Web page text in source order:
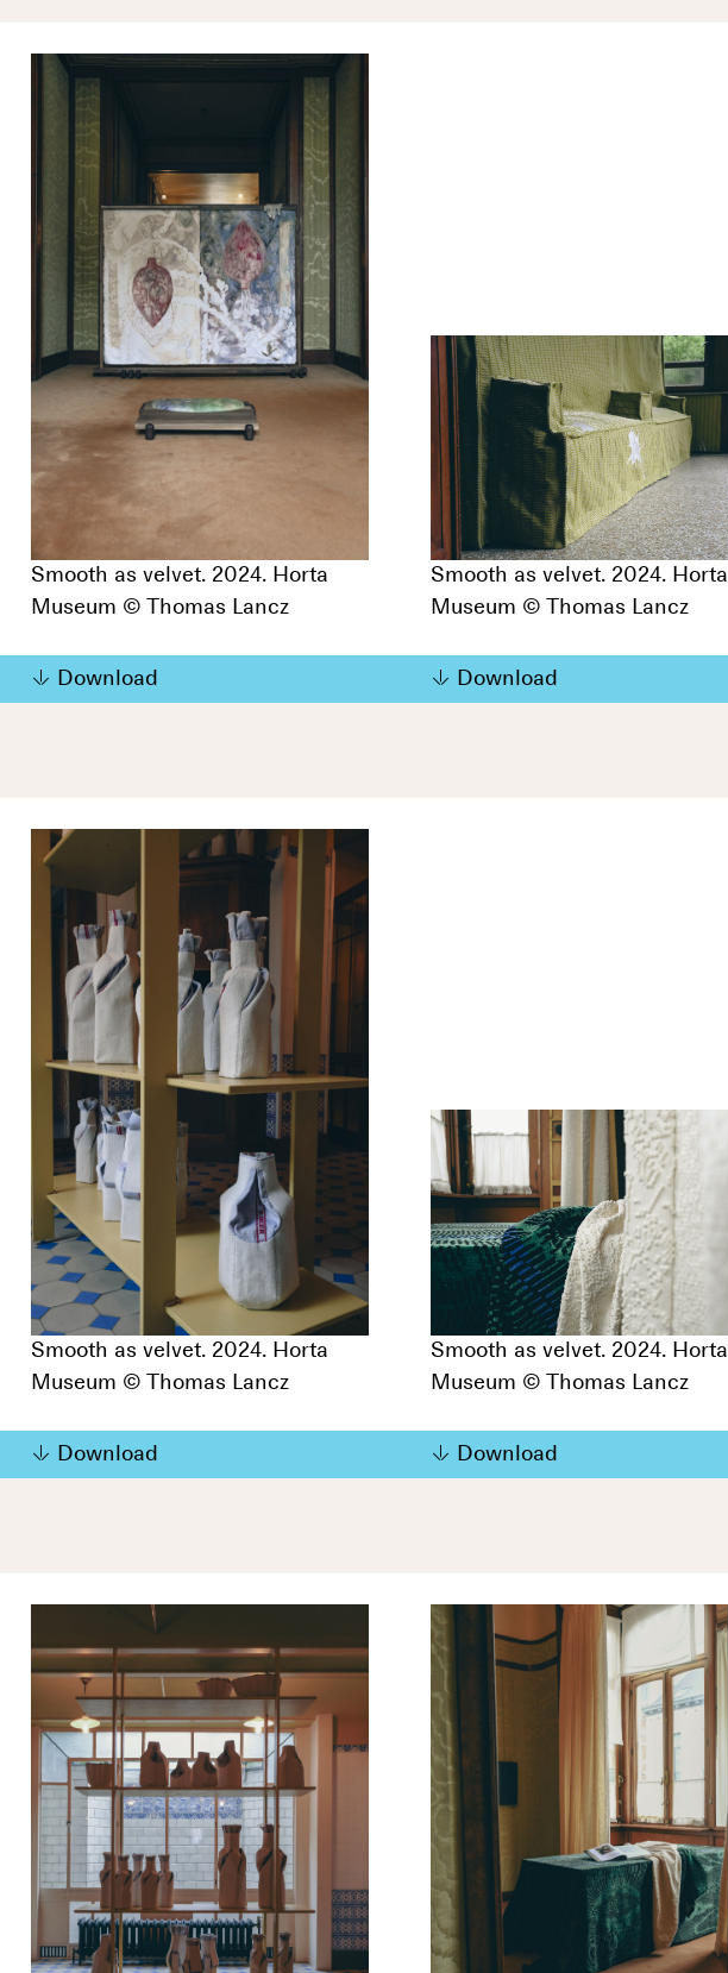
Smooth as velvet. 2024. Horta
Museum © Thomas Lancz
Download
Smooth as velvet. 2024. Horta
Museum © Thomas Lancz
Download
Smooth as velvet. 2024. Horta
Museum © Thomas Lancz
Download
Smooth as velvet. 2024. Horta
Museum © Thomas Lancz
Download